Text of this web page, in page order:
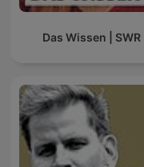
Das Wissen | SWR